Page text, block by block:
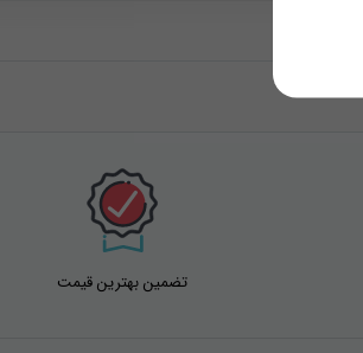
تضمین بهترین قیمت